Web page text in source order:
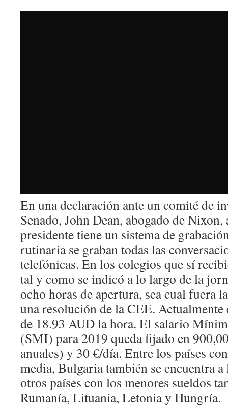
En una declaración ante un comité de
Senado, John Dean, abogado de
presidente tiene un sistema de
rutinaria se graban todas las
telefónicas. En los colegios que sí
tal y como se indicó a lo largo de la
ocho horas de apertura, sea cual fuera
una resolución de la CEE.
de 18.93 AUD la hora. El salario
(SMI) para 2019 queda fijado en
anuales) y 30 €/día. Entre los países
media, Bulgaria también se encuentra
otros países con los menores sueldos
Rumanía, Lituania, Letonia y Hungría.